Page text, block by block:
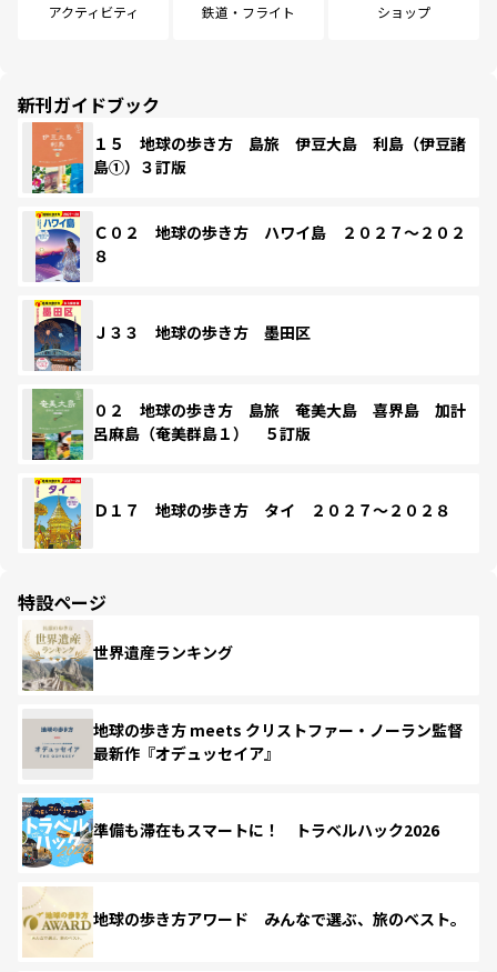
アクティビティ 鉄道・フライト ショップ
新刊ガイドブック
１５ 地球の歩き方 島旅 伊豆大島 利島（伊豆諸
島①）３訂版
Ｃ０２ 地球の歩き方 ハワイ島 ２０２７～２０２
８
Ｊ３３ 地球の歩き方 墨田区
０２ 地球の歩き方 島旅 奄美大島 喜界島 加計
呂麻島（奄美群島１） ５訂版
Ｄ１７ 地球の歩き方 タイ ２０２７～２０２８
特設ページ
世界遺産ランキング
地球の歩き方 meets クリストファー・ノーラン監督
最新作『オデュッセイア』
準備も滞在もスマートに！ トラベルハック2026
地球の歩き方アワード みんなで選ぶ、旅のベスト。